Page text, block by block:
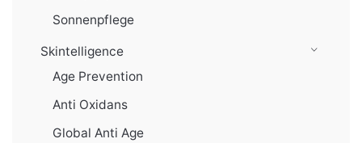
Sonnenpflege
Skintelligence
Age Prevention
Anti Oxidans
Global Anti Age